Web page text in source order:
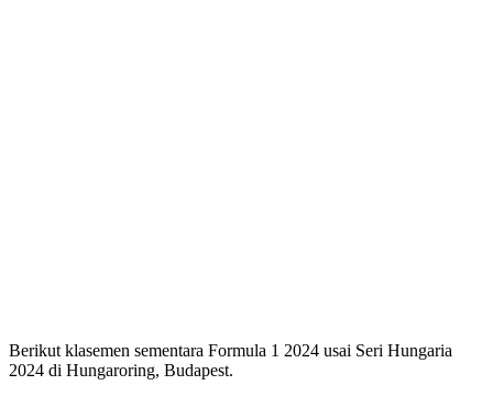
Berikut klasemen sementara Formula 1 2024 usai Seri Hungaria
2024 di Hungaroring, Budapest.